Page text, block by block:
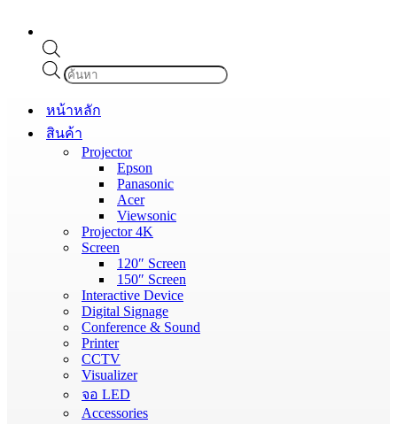
Products
search
หน้าหลัก
สินค้า
Projector
Epson
Panasonic
Acer
Viewsonic
Projector 4K
Screen
120″ Screen
150″ Screen
Interactive Device
Digital Signage
Conference & Sound
Printer
CCTV
Visualizer
จอ LED
Accessories